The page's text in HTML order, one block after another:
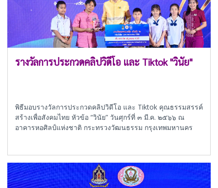
รางวัลการประกวดคลิปวิดีโอ และ Tiktok "วินัย"
พิธีมอบรางวัลการประกวดคลิปวิดีโอ และ Tiktok คุณธรรมสรรค์
สร้างเพื่อสังคมไทย หัวข้อ “วินัย” วันศุกร์ที่ ๓ มี.ค. ๒๕๖๖ ณ
อาคารหอศิลป์แห่งชาติ กระทรวงวัฒนธรรม กรุงเทพมหานคร